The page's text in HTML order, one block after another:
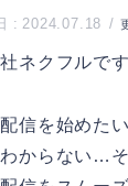
2024.07.18
ネクフルです
信を始めた
からない…